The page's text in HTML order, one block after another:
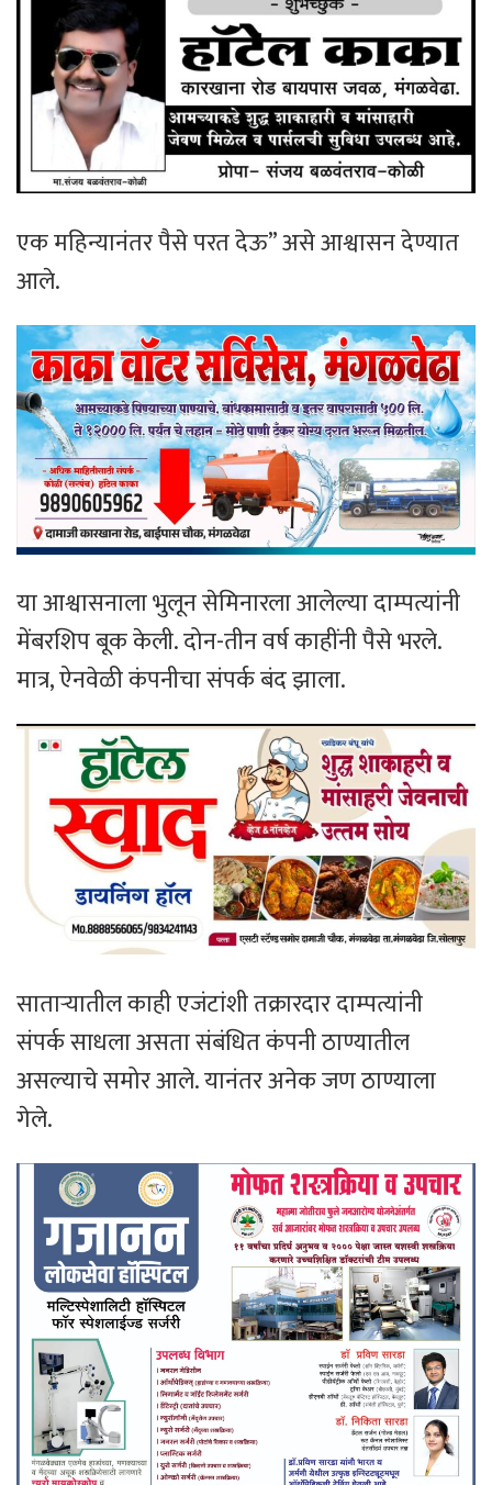
एक महिन्यानंतर पैसे परत देऊ” असे आश्वासन देण्यात
आले.
या आश्वासनाला भुलून सेमिनारला आलेल्या दाम्पत्यांनी
मेंबरशिप बूक केली. दोन-तीन वर्ष काहींनी पैसे भरले.
मात्र, ऐनवेळी कंपनीचा संपर्क बंद झाला.
साताऱ्यातील काही एजंटांशी तक्रारदार दाम्पत्यांनी
संपर्क साधला असता संबंधित कंपनी ठाण्यातील
असल्याचे समोर आले. यानंतर अनेक जण ठाण्याला
गेले.